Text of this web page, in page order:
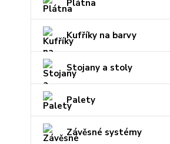
Plátna
Kufříky na barvy
Stojany a stoly
Palety
Závěsné systémy